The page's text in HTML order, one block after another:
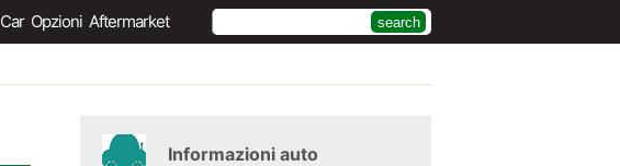
Car Opzioni Aftermarket
Informazioni auto